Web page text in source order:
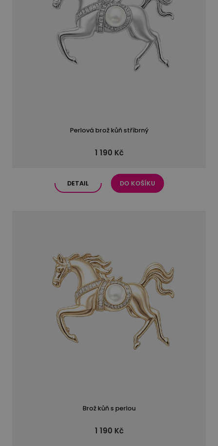
Perlová brož kůň stříbrný
1 190 Kč
DETAIL DO KOŠÍKU
Brož kůň s perlou
1 190 Kč